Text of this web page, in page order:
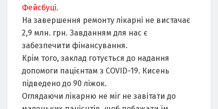
Фейсбуці.
На завершення ремонту лікарні не вистачає
2,9 млн. грн. Завданням для нас є
забезпечити фінансування.
Крім того, заклад готується до надання
допомоги пацієнтам з COVID-19. Кисень
підведено до 90 ліжок.
Оглядаючи лікарню не міг не завітати до